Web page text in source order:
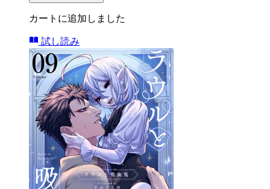
カートに追加しました
試し読み